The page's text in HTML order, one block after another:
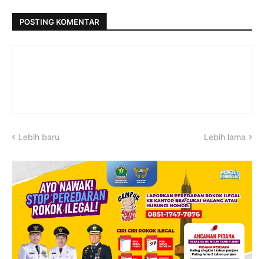
POSTING KOMENTAR
Lebih baru Lebih lama